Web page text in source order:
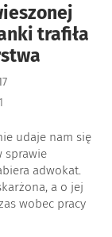
trafiła
udaje nam się
sprawie
adwokat.
a o jej
wobec pracy